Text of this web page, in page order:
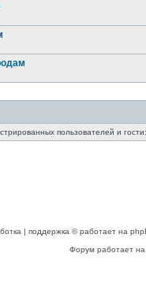
пользователей и
| поддержка © работает на
Форум работает